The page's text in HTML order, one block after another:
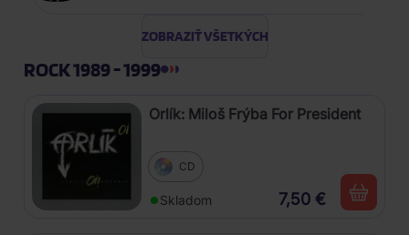
ZOBRAZIŤ VŠETKÝCH
ROCK 1989 - 1999
Orlík: Miloš Frýba For President
CD
Skladom 7,50 €